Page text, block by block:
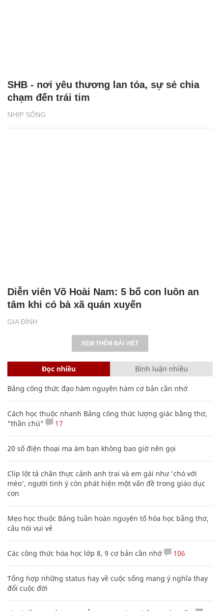
NHỊP SỐNG
SHB - nơi yêu thương lan tỏa, sự sẻ chia
chạm đến trái tim
GIA ĐÌNH
Diễn viên Võ Hoài Nam: 5 bố con luôn an
tâm khi có bà xã quán xuyến
XEM THÊM BÀI VIẾT
Đọc nhiều Bình luận nhiều
Bảng công thức đạo hàm nguyên hàm cơ bản cần nhớ
Cách học thuộc nhanh Bảng công thức lượng giác bằng thơ,
"thần chú"
17
20 số điện thoại ma ám bạn không bao giờ nên gọi
Clip lột tả chân thực cảnh anh trai và em gái như 'chó với
mèo', người tinh ý còn phát hiện một vấn đề trong giáo dục
con
Mẹo học thuộc Bảng tuần hoàn nguyên tố hóa học bằng thơ,
câu nói vui vẻ
Các công thức hóa học lớp 8, 9 cơ bản cần nhớ 106
Tổng hợp những status hay về cuộc sống mang ý nghĩa thay
đổi cuộc đời